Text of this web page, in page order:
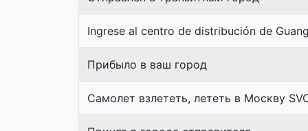
Ingrese al centro de distribución de
Прибыло в ваш город
Самолет взлететь, лететь в Москву